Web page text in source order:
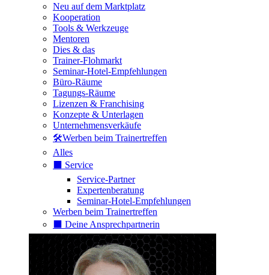
Neu auf dem Marktplatz
Kooperation
Tools & Werkzeuge
Mentoren
Dies & das
Trainer-Flohmarkt
Seminar-Hotel-Empfehlungen
Büro-Räume
Tagungs-Räume
Lizenzen & Franchising
Konzepte & Unterlagen
Unternehmensverkäufe
🛠️Werben beim Trainertreffen
Alles
⬛️ Service
Service-Partner
Expertenberatung
Seminar-Hotel-Empfehlungen
Werben beim Trainertreffen
⬛️ Deine Ansprechpartnerin